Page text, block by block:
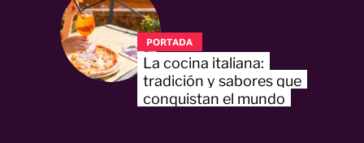
PORTADA
La cocina italiana:
tradición y sabores que
conquistan el mundo